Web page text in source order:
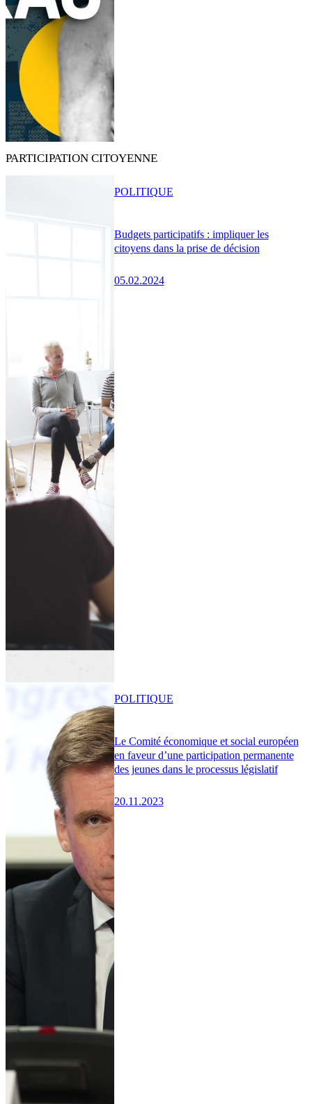
PARTICIPATION CITOYENNE
Budgets participatifs : impliquer les
citoyens dans la prise de décision
05.02.2024
POLITIQUE
Le Comité économique et social européen
en faveur d’une participation permanente
des jeunes dans le processus législatif
20.11.2023
POLITIQUE